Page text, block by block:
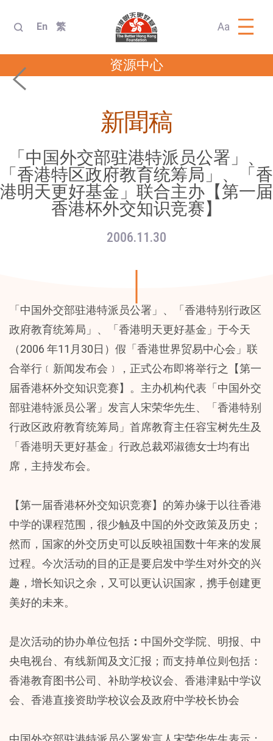
En 繁 Aa
资源中心
新聞稿
「中国外交部驻港特派员公署」、
「香港特区政府教育统筹局」、「香
港明天更好基金」联合主办【第一届
香港杯外交知识竞赛】
2006.11.30
「中国外交部驻港特派员公署」、「香港特别行政区
政府教育统筹局」、「香港明天更好基金」于今天
（2006 年11月30日）假「香港世界贸易中心会」联
合举行﹝新闻发布会﹞，正式公布即将举行之【第一
届香港杯外交知识竞赛】。主办机构代表「中国外交
部驻港特派员公署」发言人宋荣华先生、「香港特别
行政区政府教育统筹局」首席教育主任容宝树先生及
「香港明天更好基金」行政总裁邓淑德女士均有出
席，主持发布会。
【第一届香港杯外交知识竞赛】的筹办缘于以往香港
中学的课程范围，很少触及中国的外交政策及历史；
然而，国家的外交历史可以反映祖国数十年来的发展
过程。今次活动的目的正是要启发中学生对外交的兴
趣，增长知识之余，又可以更认识国家，携手创建更
美好的未来。
是次活动的协办单位包括 ： 中国外交学院、明报、中
央电视台、有线新闻及文汇报；而支持单位则包括：
香港教育图书公司、补助学校议会、香港津贴中学议
会、香港直接资助学校议会及政府中学校长协会